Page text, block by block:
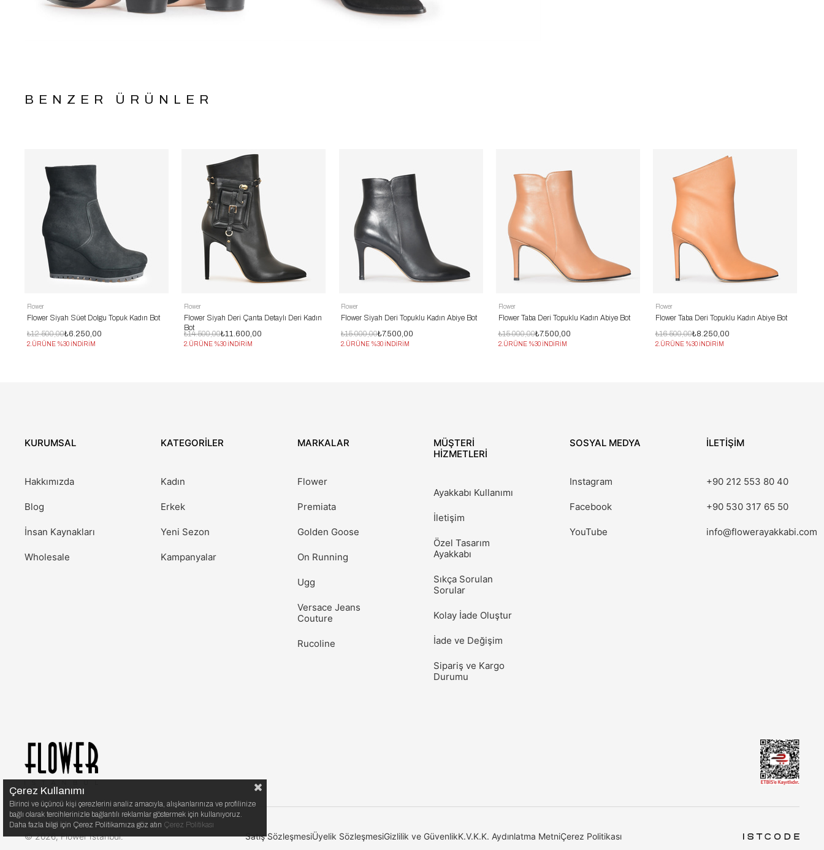
BENZER ÜRÜNLER
Flower
Flower Siyah Süet Dolgu Topuk Kadın Bot
₺6.250,00
₺12.500,00
2.ÜRÜNE %30 İNDİRİM
Flower
Flower Siyah Deri Çanta Detaylı Deri Kadın
Bot
₺11.600,00
₺14.500,00
2.ÜRÜNE %30 İNDİRİM
Flower
Flower Siyah Deri Topuklu Kadın Abiye Bot
₺7.500,00
₺15.000,00
2.ÜRÜNE %30 İNDİRİM
Flower
Flower Taba Deri Topuklu Kadın Abiye Bot
₺7.500,00
₺15.000,00
2.ÜRÜNE %30 İNDİRİM
Flower
Flower Taba Deri Topuklu Kadın Abiye Bot
₺8.250,00
₺16.500,00
2.ÜRÜNE %30 İNDİRİM
KURUMSAL
Hakkımızda
Blog
İnsan Kaynakları
Wholesale
KATEGORİLER
Kadın
Erkek
Yeni Sezon
Kampanyalar
MARKALAR
Flower
Premiata
Golden Goose
On Running
Ugg
Versace Jeans
Couture
Rucoline
MÜŞTERİ
HİZMETLERİ
Ayakkabı Kullanımı
İletişim
Özel Tasarım
Ayakkabı
Sıkça Sorulan
Sorular
Kolay İade Oluştur
İade ve Değişim
Sipariş ve Kargo
Durumu
SOSYAL MEDYA
Instagram
Facebook
YouTube
İLETİŞİM
+90 212 553 80 40
+90 530 317 65 50
info@flowerayakkabi.com
© 2026, Flower Istanbul. Satış SözleşmesiÜyelik SözleşmesiGizlilik ve GüvenlikK.V.K.K. Aydınlatma MetniÇerez Politikası
Çerez Kullanımı
Birinci ve üçüncü kişi çerezlerini analiz amacıyla, alışkanlarınıza ve profilinize
bağlı olarak tercihlerinizle bağlantılı reklamlar göstermek için kullanıyoruz.
Daha fazla bilgi için Çerez Politikamıza göz atın Çerez Politikası